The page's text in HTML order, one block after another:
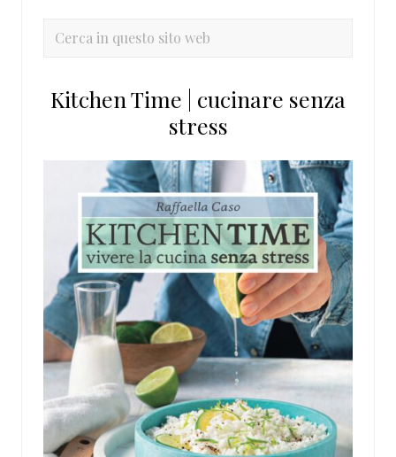
primaria
Cerca
sito
Kitchen Time | cucinare senza
stress